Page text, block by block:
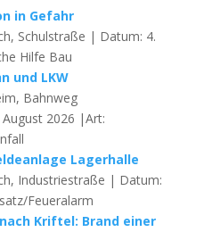
in Gefahr
Schulstraße | Datum: 4.
Hilfe Bau
und LKW
Bahnweg
2026 |Art:
Lagerhalle
Industriestraße | Datum:
Feueralarm
Kriftel: Brand einer